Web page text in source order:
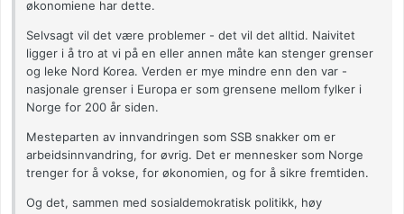
økonomiene har dette.
Selvsagt vil det være problemer - det vil det alltid. Naivitet
ligger i å tro at vi på en eller annen måte kan stenger grenser
og leke Nord Korea. Verden er mye mindre enn den var -
nasjonale grenser i Europa er som grensene mellom fylker i
Norge for 200 år siden.
Mesteparten av innvandringen som SSB snakker om er
arbeidsinnvandring, for øvrig. Det er mennesker som Norge
trenger for å vokse, for økonomien, og for å sikre fremtiden.
Og det, sammen med sosialdemokratisk politikk, høy